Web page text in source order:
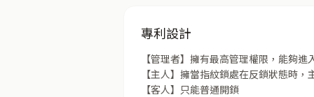
專利設計
【管理者】擁有最高管理權限，能夠
【主人】擁當指紋鎖處在反鎖狀態時
【客人】只能普通開鎖